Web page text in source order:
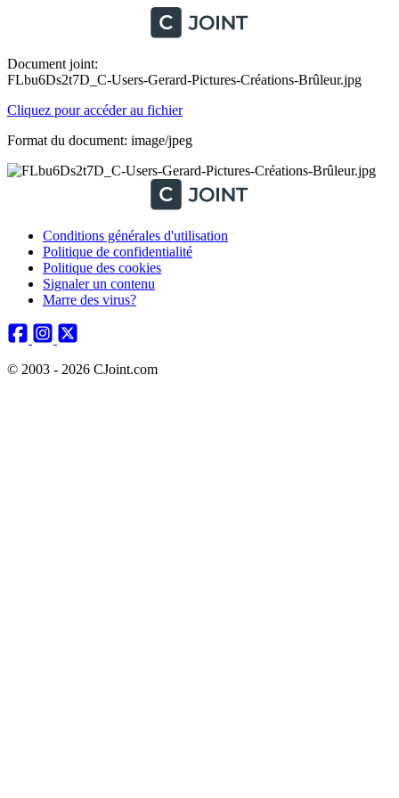
Document joint:
FLbu6Ds2t7D_C-Users-Gerard-Pictures-Créations-Brûleur.jpg
Cliquez pour accéder au fichier
Format du document: image/jpeg
Conditions générales d'utilisation
Politique de confidentialité
Politique des cookies
Signaler un contenu
Marre des virus?
© 2003 - 2026 CJoint.com